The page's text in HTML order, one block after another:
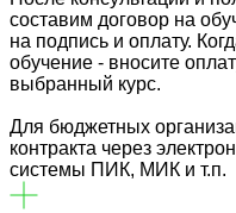
составим договор на
на подпись и оплату.
обучение - вносите
выбранный курс.
Для бюджетных
контракта через
системы ПИК, МИК и т.п.